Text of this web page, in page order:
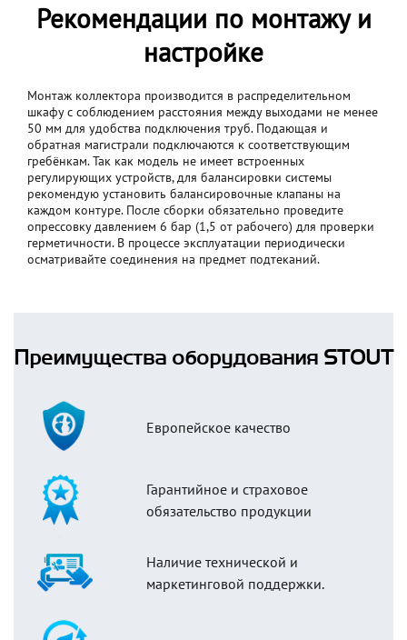
Рекомендации по монтажу и
настройке
Монтаж коллектора производится в распределительном
шкафу с соблюдением расстояния между выходами не менее
50 мм для удобства подключения труб. Подающая и
обратная магистрали подключаются к соответствующим
гребёнкам. Так как модель не имеет встроенных
регулирующих устройств, для балансировки системы
рекомендую установить балансировочные клапаны на
каждом контуре. После сборки обязательно проведите
опрессовку давлением 6 бар (1,5 от рабочего) для проверки
герметичности. В процессе эксплуатации периодически
осматривайте соединения на предмет подтеканий.
Преимущества оборудования STOUT
Европейское качество
Гарантийное и страховое
обязательство продукции
Наличие технической и
маркетинговой поддержки.